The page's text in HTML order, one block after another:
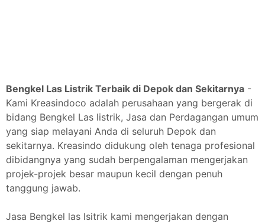
Bengkel Las Listrik Terbaik di Depok dan Sekitarnya -
Kami Kreasindoco adalah perusahaan yang bergerak di
bidang Bengkel Las listrik, Jasa dan Perdagangan umum
yang siap melayani Anda di seluruh Depok dan
sekitarnya. Kreasindo didukung oleh tenaga profesional
dibidangnya yang sudah berpengalaman mengerjakan
projek-projek besar maupun kecil dengan penuh
tanggung jawab.
Jasa Bengkel las lsitrik kami mengerjakan dengan